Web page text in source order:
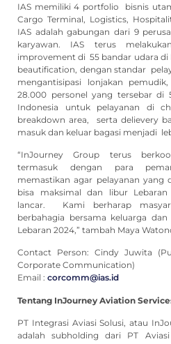
IAS memiliki 4 portfolio bisnis
Cargo Terminal, Logistics,
IAS adalah gabungan dari 9
karyawan. IAS terus
improvement di 55 bandar udara di
beautification, dengan standar
mengantisipasi lonjakan
28.000 personel yang tersebar
Indonesia untuk pelayanan di
breakdown area, serta delievery
masuk dan keluar bagasi menjadi
“InJourney Group terus
termasuk dengan para
memastikan agar pelayanan yang
bisa maksimal dan libur
lancar. Kami berharap
berbahagia bersama keluarga
Lebaran 2024,” tambah Maya
Contact Person: Cindy Juwita
Corporate Communication)
Email : corcomm@ias.id
Tentang InJourney Aviation
PT Integrasi Aviasi Solusi, atau
adalah subholding dari PT